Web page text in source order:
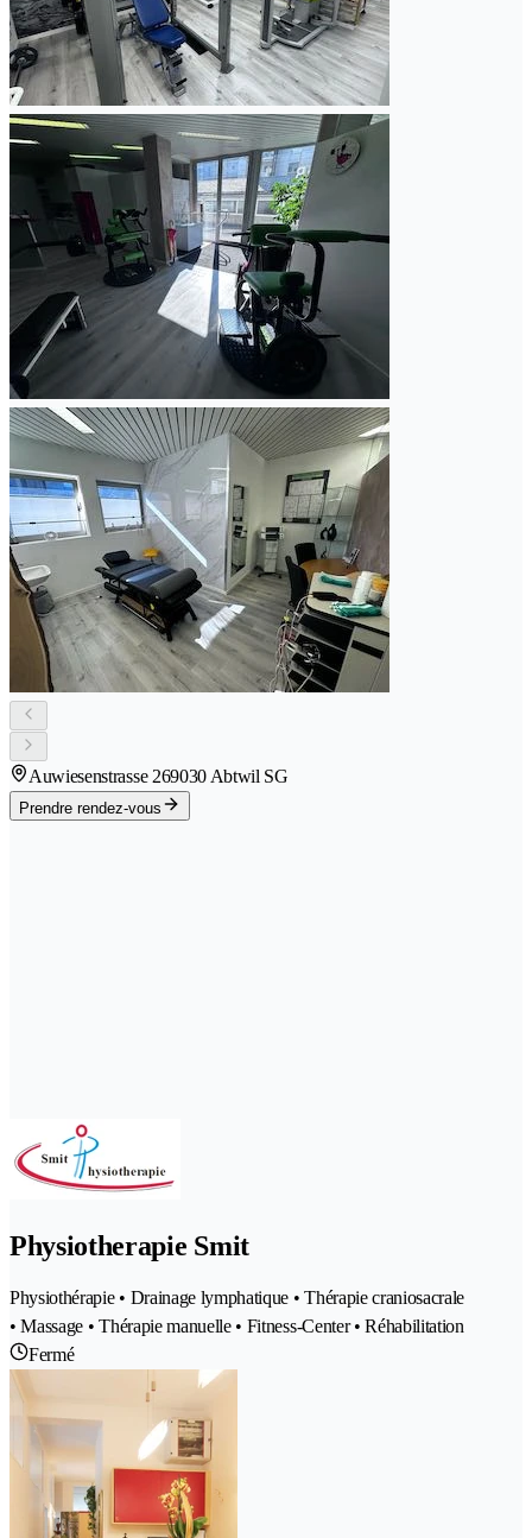
Auwiesenstrasse 269030 Abtwil SG
Prendre rendez-vous
Physiotherapie Smit
Physiothérapie • Drainage lymphatique • Thérapie craniosacrale
• Massage • Thérapie manuelle • Fitness-Center • Réhabilitation
Fermé